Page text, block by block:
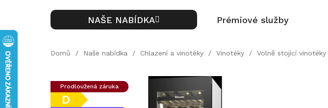
NAŠE NABÍDKA Prémiové služby
Domů / Naše nabídka / Chlazení a vinotéky / Vinotéky / Volně stojící vinotéky
Prodloužená záruka
D